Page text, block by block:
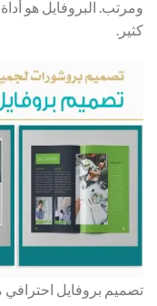
ومرتب. البروفايل هو
كثير.
تصميم بروفايل